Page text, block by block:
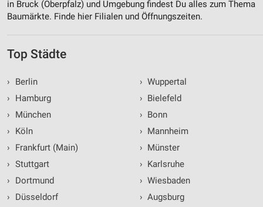
in Bruck (Oberpfalz) und Umgebung findest Du alles zum Thema
Baumärkte. Finde hier Filialen und Öffnungszeiten.
Top Städte
›
Berlin
›
Hamburg
›
München
›
Köln
›
Frankfurt (Main)
› Stuttgart
›
Dortmund
›
Düsseldorf
› Wuppertal
› Bielefeld
› Bonn
› Mannheim
› Münster
› Karlsruhe
› Wiesbaden
› Augsburg